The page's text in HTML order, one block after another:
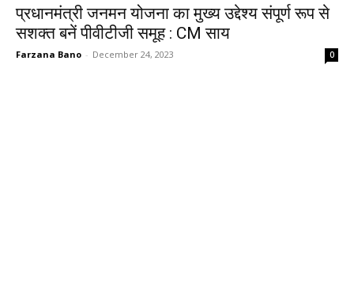
प्रधानमंत्री जनमन योजना का मुख्य उद्देश्य संपूर्ण रूप से
सशक्त बनें पीवीटीजी समूह : CM साय
Farzana Bano - December 24, 2023 0